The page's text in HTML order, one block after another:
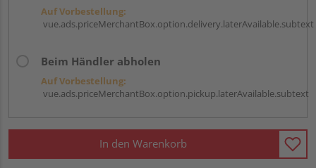
Auf Vorbestellung:
vue.ads.priceMerchantBox.option.delivery.laterAvailable.subtext
Beim Händler abholen
Auf Vorbestellung:
vue.ads.priceMerchantBox.option.pickup.laterAvailable.subtext
In den Warenkorb